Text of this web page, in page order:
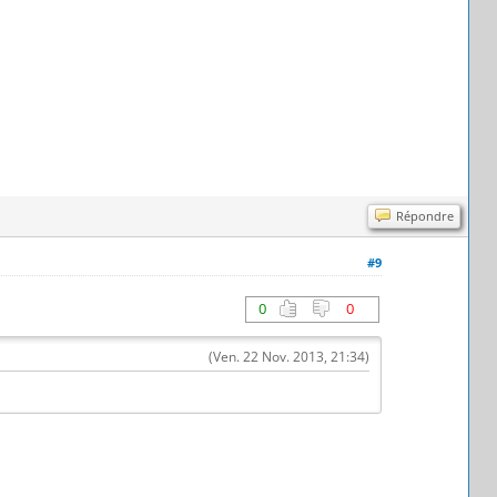
Répondre
#9
0 0
(Ven. 22 Nov. 2013, 21:34)